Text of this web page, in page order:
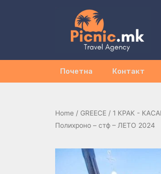
Почетна Контакт
Home / GREECE / 1 КРАК -
Полихроно – стф – ЛЕТО 2024